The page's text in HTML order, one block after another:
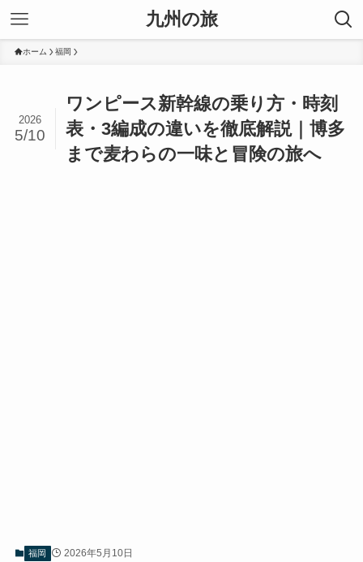
九州の旅
ホーム 福岡
ワンピース新幹線の乗り方・時刻
表・3編成の違いを徹底解説｜博多
まで麦わらの一味と冒険の旅へ
2026
5/10
福岡 2026年5月10日